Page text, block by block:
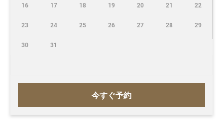
今すぐ予約
16 17 18 19 20 21 22
23 24 25 26 27 28 29
30 31